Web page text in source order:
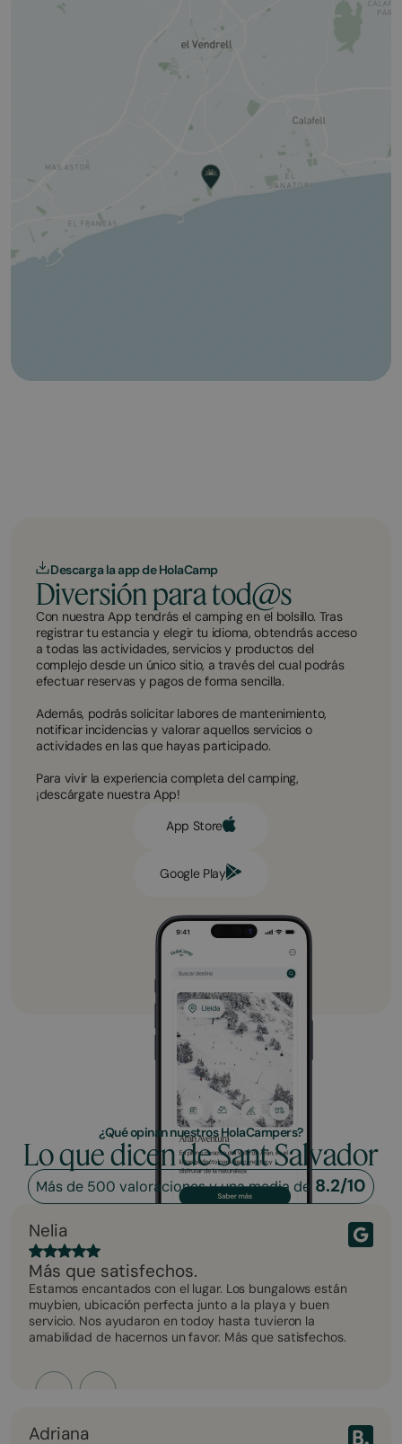
Descarga la app de HolaCamp
Diversión para tod@s
Con nuestra App tendrás el camping en el bolsillo. Tras
registrar tu estancia y elegir tu idioma, obtendrás acceso
a todas las actividades, servicios y productos del
complejo desde un único sitio, a través del cual podrás
efectuar reservas y pagos de forma sencilla.
Además, podrás solicitar labores de mantenimiento,
notificar incidencias y valorar aquellos servicios o
actividades en las que hayas participado.
Para vivir la experiencia completa del camping,
¡descárgate nuestra App!
App Store
Google Play
¿Qué opinan nuestros HolaCampers?
Lo que dicen de Sant Salvador
Más de 500 valoraciones y una media de 8.2/10
Nelia
Más que satisfechos.
Estamos encantados con el lugar. Los bungalows están
muybien, ubicación perfecta junto a la playa y buen
servicio. Nos ayudaron en todoy hasta tuvieron la
amabilidad de hacernos un favor. Más que satisfechos.
Adriana